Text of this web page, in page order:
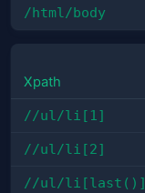
/html/body
Xpath
//ul/li[1]
//ul/li[2]
//ul/li[last()]